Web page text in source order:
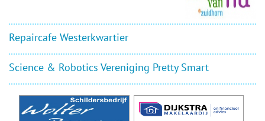
Repaircafe Westerkwartier
Science & Robotics Vereniging Pretty Smart